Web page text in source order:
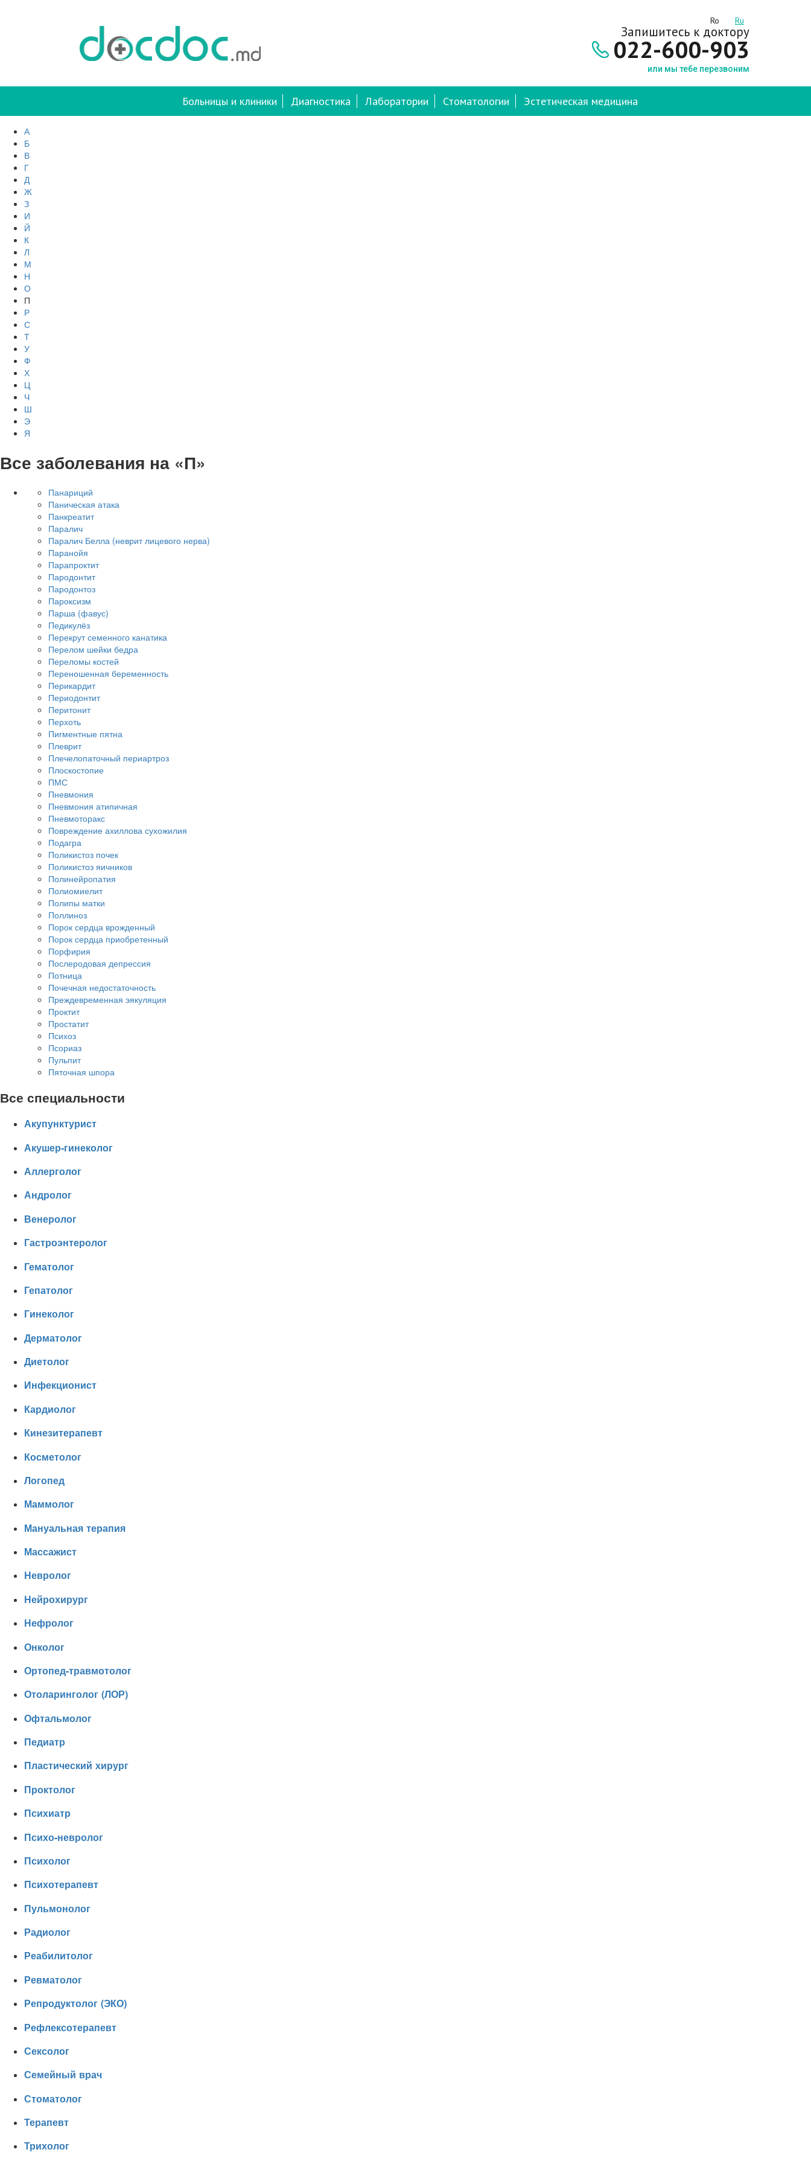
Ro Ru
Запишитесь к доктору
022-600-903
или мы тебе перезвоним
Больницы и клиники Диагностика Лаборатории Стоматологии Эстетическая медицина
А
Б
В
Г
Д
Ж
З
И
Й
К
Л
М
Н
О
П
Р
С
Т
У
Ф
Х
Ц
Ч
Ш
Э
Я
Все заболевания на «П»
Панариций
Паническая атака
Панкреатит
Паралич
Паралич Белла (неврит лицевого нерва)
Паранойя
Парапроктит
Пародонтит
Пародонтоз
Пароксизм
Парша (фавус)
Педикулёз
Перекрут семенного канатика
Перелом шейки бедра
Переломы костей
Переношенная беременность
Перикардит
Периодонтит
Перитонит
Перхоть
Пигментные пятна
Плеврит
Плечелопаточный периартроз
Плоскостопие
ПМС
Пневмония
Пневмония атипичная
Пневмоторакс
Повреждение ахиллова сухожилия
Подагра
Поликистоз почек
Поликистоз яичников
Полинейропатия
Полиомиелит
Полипы матки
Поллиноз
Порок сердца врожденный
Порок сердца приобретенный
Порфирия
Послеродовая депрессия
Потница
Почечная недостаточность
Преждевременная эякуляция
Проктит
Простатит
Психоз
Псориаз
Пульпит
Пяточная шпора
Все специальности
Акупунктурист
Акушер-гинеколог
Аллерголог
Андролог
Венеролог
Гастроэнтеролог
Гематолог
Гепатолог
Гинеколог
Дерматолог
Диетолог
Инфекционист
Кардиолог
Кинезитерапевт
Косметолог
Логопед
Маммолог
Мануальная терапия
Массажист
Невролог
Нейрохирург
Нефролог
Онколог
Ортопед-травмотолог
Отоларинголог (ЛОР)
Офтальмолог
Педиатр
Пластический хирург
Проктолог
Психиатр
Психо-невролог
Психолог
Психотерапевт
Пульмонолог
Радиолог
Реабилитолог
Ревматолог
Репродуктолог (ЭКО)
Рефлексотерапевт
Сексолог
Семейный врач
Стоматолог
Терапевт
Трихолог